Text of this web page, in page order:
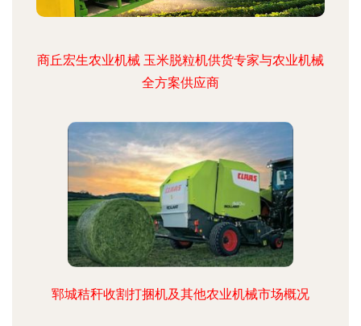
商丘宏生农业机械 玉米脱粒机供货专家与农业机械
全方案供应商
郓城秸秆收割打捆机及其他农业机械市场概况